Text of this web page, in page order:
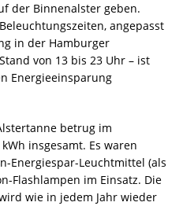
der Binnenalster geben.
angepasst
in der Hamburger
von 13 bis 23 Uhr – ist
Energieeinsparung
betrug im
insgesamt. Es waren
Energiespar-Leuchtmittel (als
Flashlampen im Einsatz. Die
wie in jedem Jahr wieder